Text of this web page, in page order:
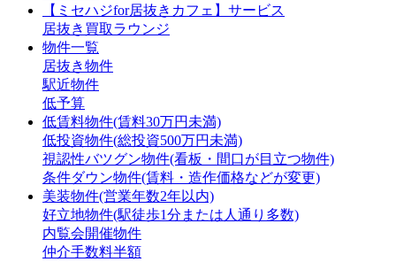
【ミセハジfor居抜きカフェ】サービス
居抜き買取ラウンジ
物件一覧
居抜き物件
駅近物件
低予算
低賃料物件(賃料30万円未満)
低投資物件(総投資500万円未満)
視認性バツグン物件(看板・間口が目立つ物件)
条件ダウン物件(賃料・造作価格などが変更)
美装物件(営業年数2年以内)
好立地物件(駅徒歩1分または人通り多数)
内覧会開催物件
仲介手数料半額